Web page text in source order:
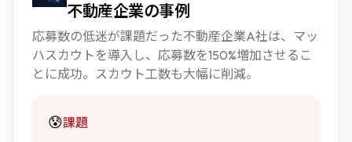
不動産企業の事例
応募数の低迷が課題だった不動産企業A社は、マッ
ハスカウトを導入し、応募数を150%増加させるこ
とに成功。スカウト工数も大幅に削減。
😰課題